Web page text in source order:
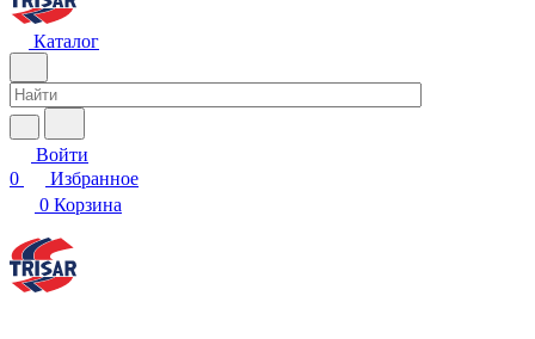
Каталог
Войти
0
Избранное
0 Корзина